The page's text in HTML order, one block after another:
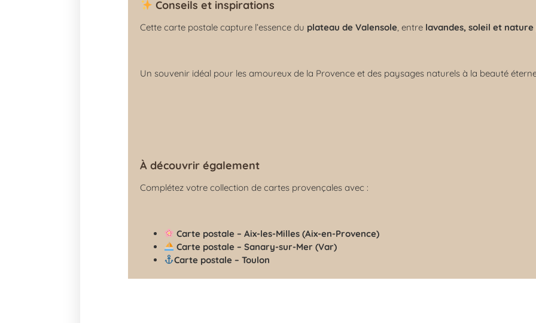
Conseils et inspirations
Cette carte postale capture l’essence du plateau de Valensole , entre lavandes, soleil et
Un souvenir idéal pour les amoureux de la Provence et des paysages naturels à la beauté
À découvrir également
Complétez votre collection de cartes provençales avec :
Carte postale – Aix-les-Milles (Aix-en-Provence)
Carte postale – Sanary-sur-Mer (Var)
Carte postale – Toulon